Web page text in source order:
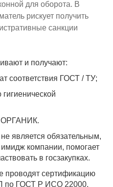
для оборота. В
рискует получить
санкции
и получают:
соответствия ГОСТ / ТУ;
ОРГАНИК.
является обязательным,
компании, помогает
в госзакупках.
проводят сертификацию
по ГОСТ Р ИСО 22000,